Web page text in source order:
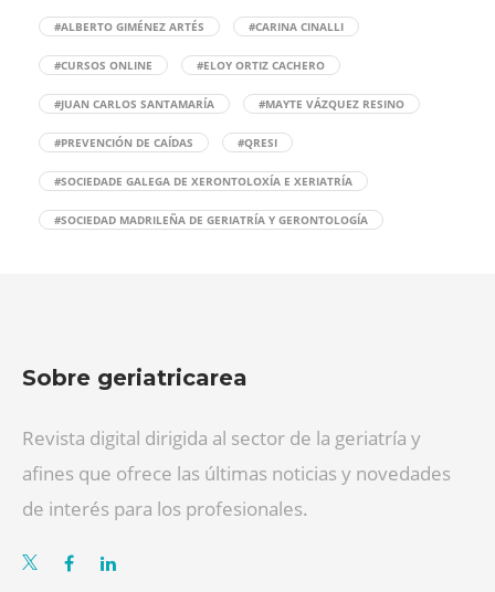
#ALBERTO GIMÉNEZ ARTÉS #CARINA CINALLI
#CURSOS ONLINE #ELOY ORTIZ CACHERO
#JUAN CARLOS SANTAMARÍA #MAYTE VÁZQUEZ RESINO
#PREVENCIÓN DE CAÍDAS #QRESI
#SOCIEDADE GALEGA DE XERONTOLOXÍA E XERIATRÍA
#SOCIEDAD MADRILEÑA DE GERIATRÍA Y GERONTOLOGÍA
Sobre geriatricarea
Revista digital dirigida al sector de la geriatría y
afines que ofrece las últimas noticias y novedades
de interés para los profesionales.